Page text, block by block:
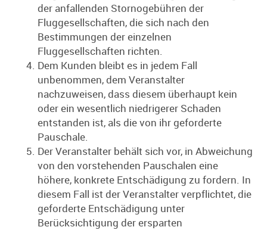
der anfallenden Stornogebühren der
Fluggesellschaften, die sich nach den
Bestimmungen der einzelnen
Fluggesellschaften richten.
Dem Kunden bleibt es in jedem Fall
unbenommen, dem Veranstalter
nachzuweisen, dass diesem überhaupt kein
oder ein wesentlich niedrigerer Schaden
entstanden ist, als die von ihr geforderte
Pauschale.
Der Veranstalter behält sich vor, in Abweichung
von den vorstehenden Pauschalen eine
höhere, konkrete Entschädigung zu fordern. In
diesem Fall ist der Veranstalter verpflichtet, die
geforderte Entschädigung unter
Berücksichtigung der ersparten